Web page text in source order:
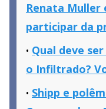
Renata Muller
participar da
Qual deve
o Infiltrado?
Shipp e